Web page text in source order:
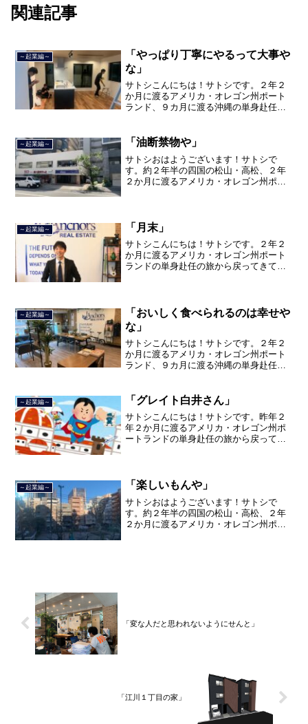
関連記事
～起業編～
「やっぱり丁寧にやるって大事や
な」
サトシこんにちは！サトシです。２年２
か月に渡るアメリカ・オレゴン州ポート
ランド、９カ月に渡る沖縄の単身赴任の
ました。２０２１年３月９日より東京都
品川区南大井で不動産を主...
～起業編～ 「油断禁物や」
サトシおはようございます！サトシで
す。約２年半の四国の松山・高松、２年
２か月に渡るアメリカ・オレゴン州ポー
て、２０２１年３月９日より東...
～起業編～ 「月末」
サトシこんにちは！サトシです。２年２
か月に渡るアメリカ・オレゴン州ポート
ランドの単身赴任の旅から戻ってきて、
区南大井で不動産を主に取...
～起業編～
「おいしく食べられるのは幸せや
な」
サトシこんにちは！サトシです。２年２
か月に渡るアメリカ・オレゴン州ポート
ランド、９カ月に渡る沖縄の単身赴任の
ました。２０２１年３月９日より東京都
品川区南大井で不動産を主...
～起業編～ 「グレイト白井さん」
サトシこんにちは！サトシです。昨年２
年２か月に渡るアメリカ・オレゴン州ポ
ートランドの単身赴任の旅から戻ってき
し、東京都品川区南大井で不...
～起業編～ 「楽しいもんや」
サトシおはようございます！サトシで
す。約２年半の四国の松山・高松、２年
２か月に渡るアメリカ・オレゴン州ポー
「変な人だと思われないようにせんと」
「江川１丁目の家」